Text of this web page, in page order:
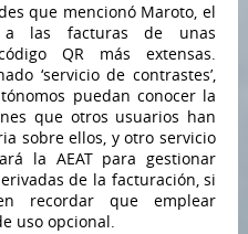
que mencionó Maroto, el
a las facturas de unas
QR más extensas.
‘servicio de contrastes’,
puedan conocer la
que otros usuarios han
sobre ellos, y otro servicio
la AEAT para gestionar
de la facturación, si
recordar que emplear
uso opcional.